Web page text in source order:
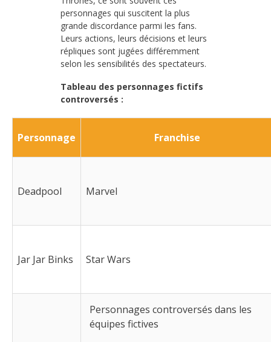
personnages qui suscitent la plus
grande discordance parmi les fans.
Leurs actions, leurs décisions et leurs
répliques sont jugées différemment
selon les sensibilités des spectateurs.
Tableau des personnages fictifs
controversés :
Personnage Franchise
Deadpool Marvel
Jar Jar Binks Star Wars
Personnages controversés dans les
équipes fictives